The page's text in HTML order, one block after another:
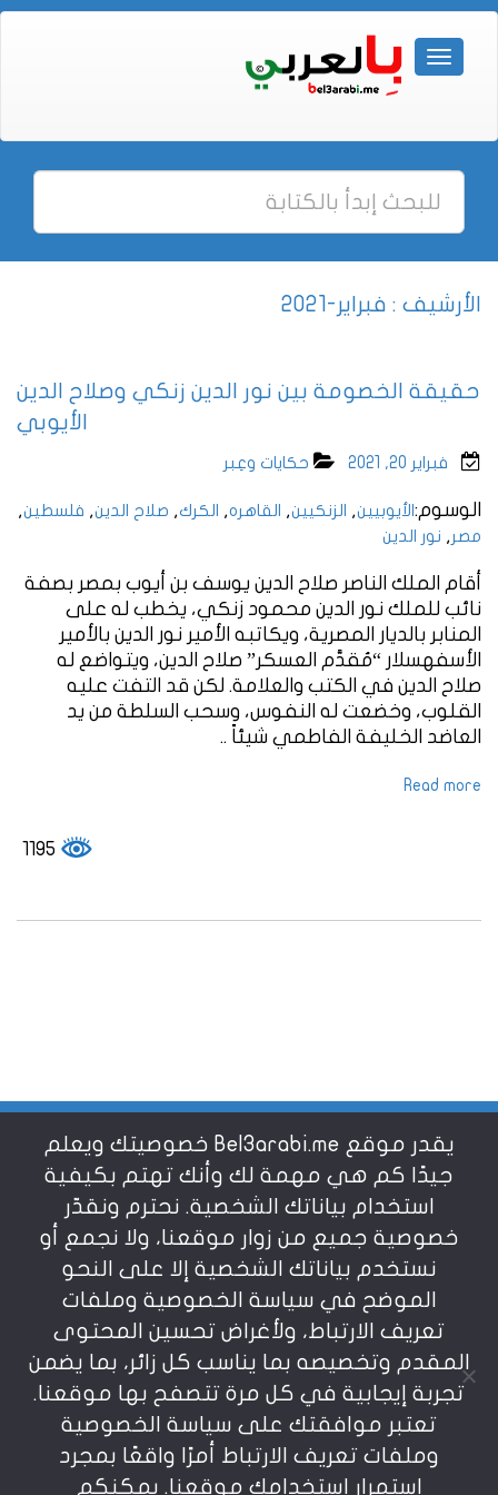
الأرشيف : فبراير-2021
حقيقة الخصومة بين نور الدين زنكي وصلاح الدين
الأيوبي
فبراير 20, 2021 حكايات وعِبر
الوسوم: الأيوبيين, الزنكيين, القاهره, الكرك, صلاح الدين, فلسطين,
مصر, نور الدين
أقام الملك الناصر صلاح الدين يوسف بن أيوب بمصر بصفة
نائب للملك نور الدين محمود زنكي، يخطب له على
المنابر بالديار المصرية، ويكاتبه الأمير نور الدين بالأمير
الأسفهسلار “مُقدَّم العسكر” صلاح الدين، ويتواضع له
صلاح الدين في الكتب والعلامة. لكن قد التفت عليه
القلوب، وخضعت له النفوس، وسحب السلطة من يد
العاضد الخليفة الفاطمي شيئاً ..
Read more
شروط الاستخدام
سياسة الخصوصية
عن بالعربي
يقدر موقع Bel3arabi.me خصوصيتك ويعلم
جيدًا كم هي مهمة لك وأنك تهتم بكيفية
استخدام بياناتك الشخصية. نحترم ونقدّر
خصوصية جميع من زوار موقعنا، ولا نجمع أو
نستخدم بياناتك الشخصية إلا على النحو
الموضح في سياسة الخصوصية وملفات
تعريف الارتباط، ولأغراض تحسين المحتوى
المقدم وتخصيصه بما يناسب كل زائر، بما يضمن
تجربة إيجابية في كل مرة تتصفح بها موقعنا.
تعتبر موافقتك على سياسة الخصوصية
وملفات تعريف الارتباط أمرًا واقعًا بمجرد
استمرار استخدامك موقعنا. يمكنكم